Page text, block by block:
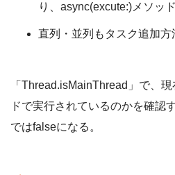
り、async(excute:)メソッ
直列・並列もタスク追加方
「Thread.isMainThread」で、
ドで実行されているのかを確認
ではfalseになる。